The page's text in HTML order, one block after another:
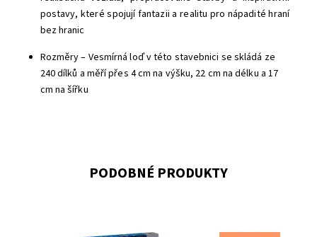
postavy, které spojují fantazii a realitu pro nápadité hraní
bez hranic
Rozměry – Vesmírná loď v této stavebnici se skládá ze
240 dílků a měří přes 4 cm na výšku, 22 cm na délku a 17
cm na šířku
PODOBNÉ PRODUKTY